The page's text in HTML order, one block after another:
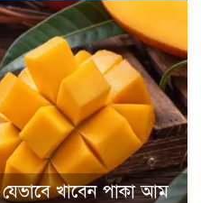
যেভাবে খাবেন পাকা আম